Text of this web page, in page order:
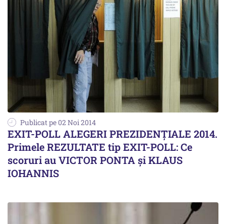
Publicat pe 02 Noi 2014
EXIT-POLL ALEGERI PREZIDENȚIALE 2014.
Primele REZULTATE tip EXIT-POLL: Ce
scoruri au VICTOR PONTA și KLAUS
IOHANNIS